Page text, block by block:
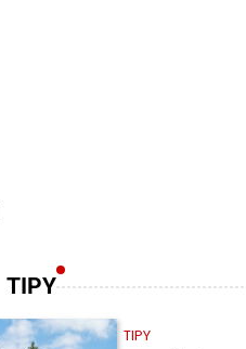
TIPY
TIPY